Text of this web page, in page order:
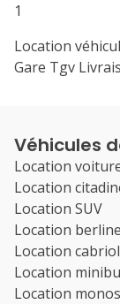
1
Location
Gare Tgv
Véhicules
Location
Location
Location SUV
Location berline
Location
Location
Location